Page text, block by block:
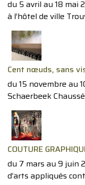
du 5 avril au 18 mai
à l’hôtel de ville
Cent nœuds, sans
du 15 novembre au
Schaerbeek
COUTURE
du 7 mars au 9 juin
d’arts appliqués